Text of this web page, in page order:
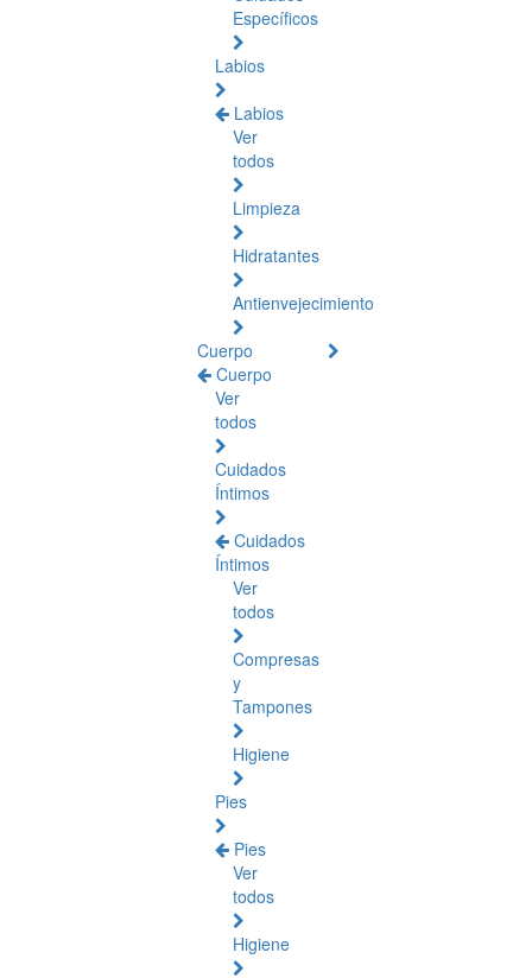
Específicos
Labios
Labios
Ver
todos
Limpieza
Hidratantes
Antienvejecimiento
Cuerpo
Cuerpo
Ver
todos
Cuidados
Íntimos
Cuidados
Íntimos
Ver
todos
Compresas
y
Tampones
Higiene
Pies
Pies
Ver
todos
Higiene